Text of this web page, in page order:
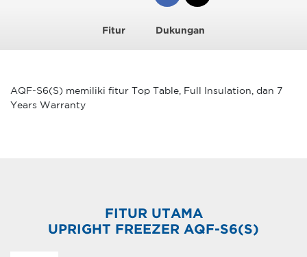
Fitur Dukungan
AQF-S6(S) memiliki fitur Top Table, Full Insulation, dan 7
Years Warranty
FITUR UTAMA
UPRIGHT FREEZER AQF-S6(S)